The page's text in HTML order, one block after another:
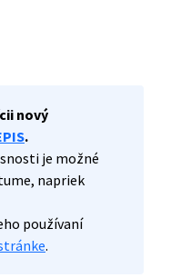
nový
.
je možné
napriek
používaní
.